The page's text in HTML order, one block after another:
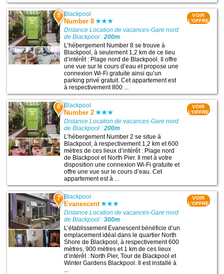
5 Blackpool
Number 8
Distance Location de vacances-Gare nord
de Blackpool :200m
L’hébergement Number 8 se trouve à
Blackpool, à seulement 1,2 km de ce lieu
d’intérêt : Plage nord de Blackpool. Il offre
une vue sur le cours d’eau et propose une
connexion Wi-Fi gratuite ainsi qu’un
parking privé gratuit. Cet appartement est
à respectivement 800 ...
VOIR
L'OFFRE
6 Blackpool
Number 2
Distance Location de vacances-Gare nord
de Blackpool :200m
L’hébergement Number 2 se situe à
Blackpool, à respectivement 1,2 km et 600
mètres de ces lieux d’intérêt : Plage nord
de Blackpool et North Pier. Il met à votre
disposition une connexion Wi-Fi gratuite et
offre une vue sur le cours d’eau. Cet
appartement est à ...
VOIR
L'OFFRE
7 Blackpool
Evanescent
Distance Location de vacances-Gare nord
de Blackpool :300m
L’établissement Evanescent bénéficie d’un
emplacement idéal dans le quartier North
Shore de Blackpool, à respectivement 600
mètres, 900 mètres et 1 km de ces lieux
d’intérêt : North Pier, Tour de Blackpool et
Winter Gardens Blackpool. Il est installé à
...
VOIR
L'OFFRE